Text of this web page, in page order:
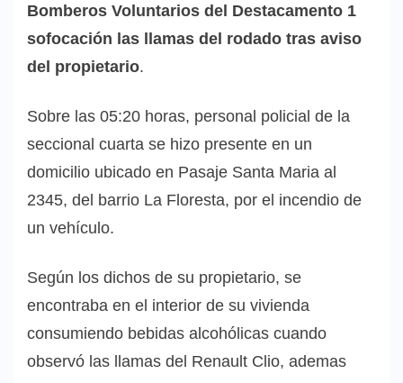
Bomberos Voluntarios del Destacamento 1
sofocación las llamas del rodado tras aviso
del propietario.
Sobre las 05:20 horas, personal policial de la
seccional cuarta se hizo presente en un
domicilio ubicado en Pasaje Santa Maria al
2345, del barrio La Floresta, por el incendio de
un vehículo.
Según los dichos de su propietario, se
encontraba en el interior de su vivienda
consumiendo bebidas alcohólicas cuando
observó las llamas del Renault Clio, ademas